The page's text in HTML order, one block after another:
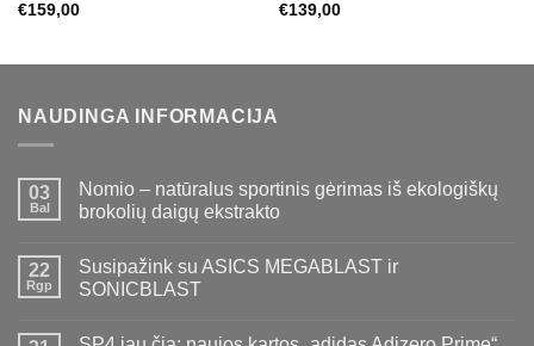
€159,00
€139,00
NAUDINGA INFORMACIJA
03
Bal
Nomio – natūralus sportinis gėrimas iš ekologiškų
brokolių daigų ekstrakto
22
Rgp
Susipažink su ASICS MEGABLAST ir
SONICBLAST